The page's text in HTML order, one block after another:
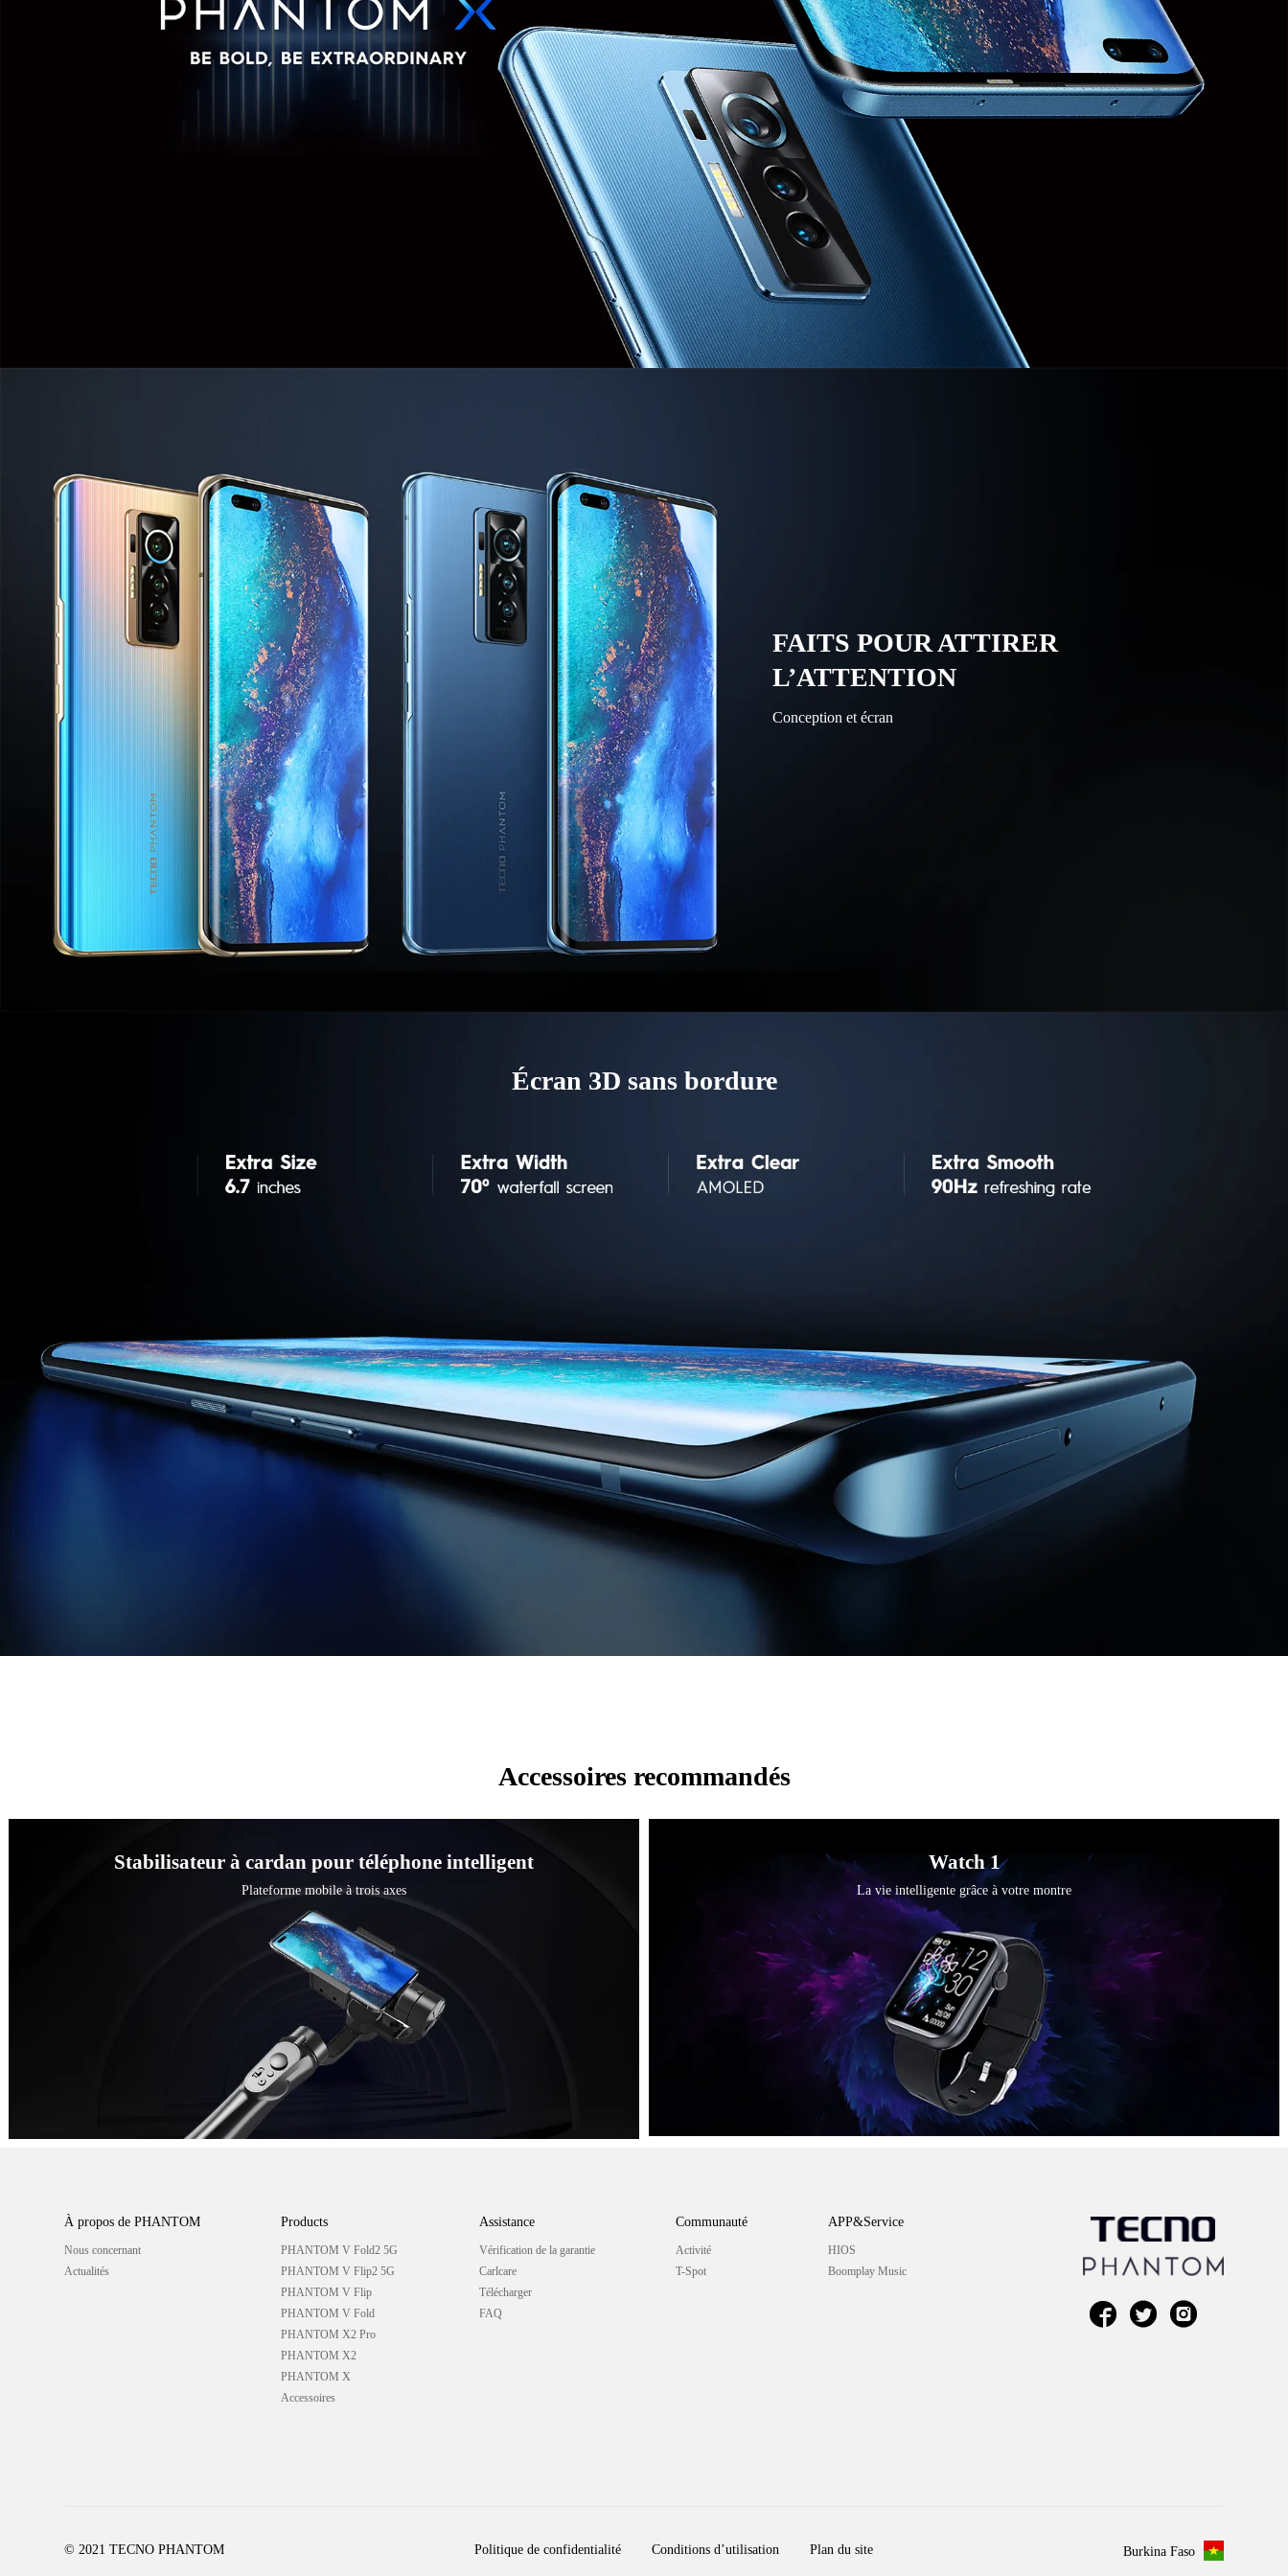
FAITS POUR ATTIRER
L’ATTENTION
Conception et écran
Écran 3D sans bordure
Accessoires recommandés
Stabilisateur à cardan pour téléphone intelligent
Plateforme mobile à trois axes
Watch 1
La vie intelligente grâce à votre montre
À propos de PHANTOM
Nous concernant
Actualités
Products
PHANTOM V Fold2 5G
PHANTOM V Flip2 5G
PHANTOM V Flip
PHANTOM V Fold
PHANTOM X2 Pro
PHANTOM X2
PHANTOM X
Accessoires
Assistance
Vérification de la garantie
Carlcare
Télécharger
FAQ
Communauté
Activité
T-Spot
APP&Service
HIOS
Boomplay Music
  
© 2021 TECNO PHANTOM Politique de confidentialité Conditions d’utilisation Plan du site Burkina Faso